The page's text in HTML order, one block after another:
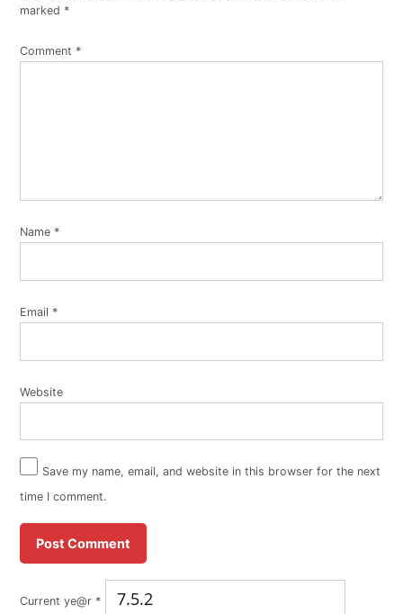
marked *
Comment *
Name *
Email *
Website
Save my name, email, and website in this browser for the next
time I comment.
Current ye@r *